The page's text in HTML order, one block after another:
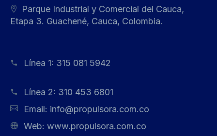
Parque Industrial y Comercial del Cauca,
Etapa 3. Guachené, Cauca, Colombia.
Línea 1: 315 081 5942
Línea 2: 310 453 6801
Email: info@propulsora.com.co
Web: www.propulsora.com.co